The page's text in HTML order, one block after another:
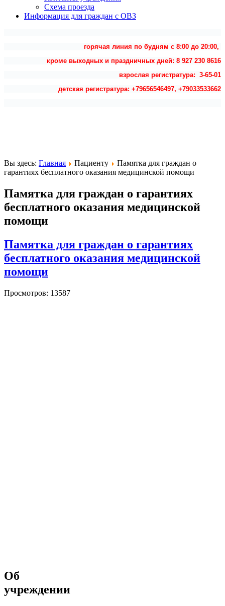
Схема проезда
Информация для граждан с ОВЗ
горячая линия по будням с 8:00 до 20:00,
кроме выходных и праздничных дней: 8 927 230 8616
взрослая регистратура: 3-65-01
детская регистратура: +79656546497, +79033533662
Вы здесь: Главная Пациенту
Памятка для граждан о
гарантиях бесплатного оказания медицинской помощи
Памятка для граждан о гарантиях
бесплатного оказания медицинской
помощи
Памятка для граждан о гарантиях
бесплатного оказания медицинской
помощи
Просмотров: 13587
Об
учреждении